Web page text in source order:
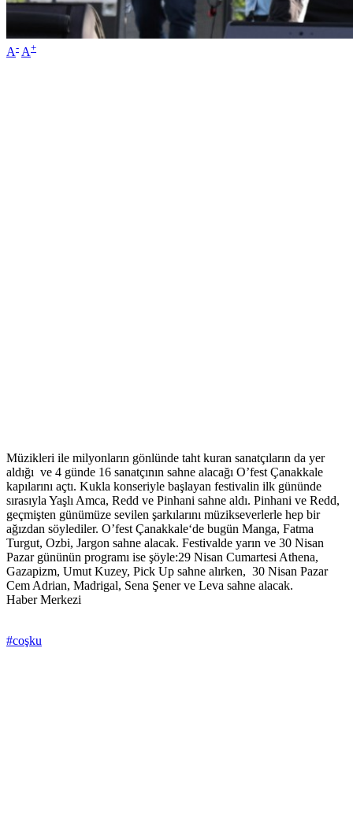
A- A+
Müzikleri ile milyonların gönlünde taht kuran sanatçıların da yer
aldığı ve 4 günde 16 sanatçının sahne alacağı O’fest Çanakkale
kapılarını açtı. Kukla konseriyle başlayan festivalin ilk gününde
sırasıyla Yaşlı Amca, Redd ve Pinhani sahne aldı. Pinhani ve Redd,
geçmişten günümüze sevilen şarkılarını müzikseverlerle hep bir
ağızdan söylediler. O’fest Çanakkale‘de bugün Manga, Fatma
Turgut, Ozbi, Jargon sahne alacak. Festivalde yarın ve 30 Nisan
Pazar gününün programı ise şöyle:29 Nisan Cumartesi Athena,
Gazapizm, Umut Kuzey, Pick Up sahne alırken, 30 Nisan Pazar
Cem Adrian, Madrigal, Sena Şener ve Leva sahne alacak.
Haber Merkezi
#coşku